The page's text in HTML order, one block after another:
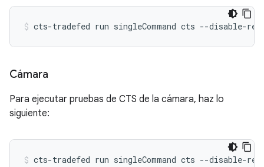
cts-tradefed run singleCommand cts --disable-
Cámara
Para ejecutar pruebas de CTS de la cámara, haz lo
siguiente:
cts-tradefed run singleCommand cts --disable-